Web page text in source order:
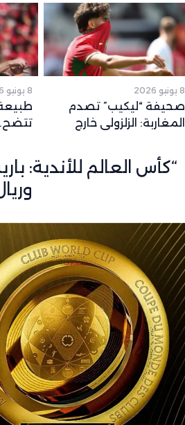
8 يونيو 2026
صحيفة “ليكيب” تصدم
المغاربة: الزلزولي خارج
يصل لهذا التوقيت
8 يونيو 2026
“كأس العالم للأندية: